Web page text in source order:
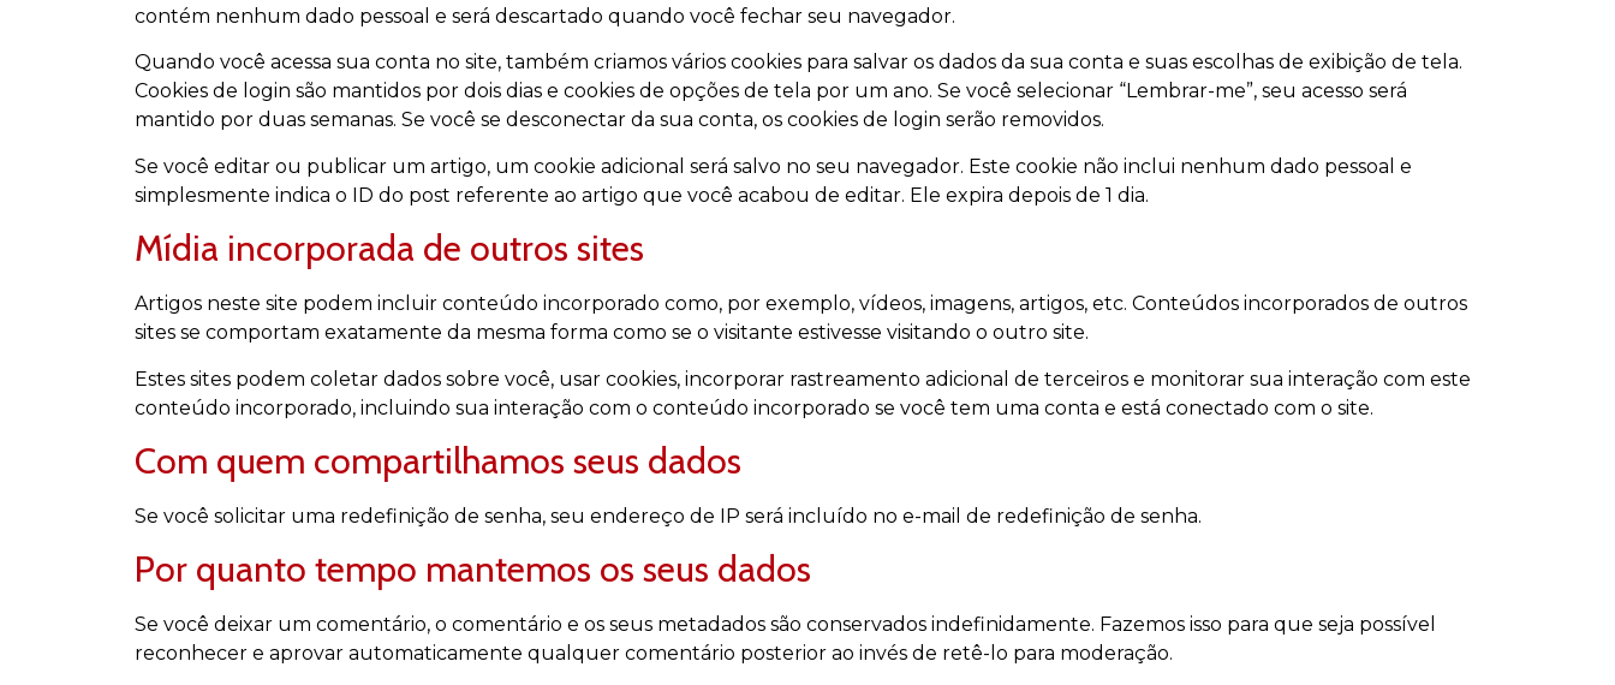
contém nenhum dado pessoal e será descartado quando você fechar seu navegador.
Quando você acessa sua conta no site, também criamos vários cookies para salvar os dados da sua conta e suas escolhas de exibição de tela.
Cookies de login são mantidos por dois dias e cookies de opções de tela por um ano. Se você selecionar “Lembrar-me”, seu acesso será
mantido por duas semanas. Se você se desconectar da sua conta, os cookies de login serão removidos.
Se você editar ou publicar um artigo, um cookie adicional será salvo no seu navegador. Este cookie não inclui nenhum dado pessoal e
simplesmente indica o ID do post referente ao artigo que você acabou de editar. Ele expira depois de 1 dia.
Mídia incorporada de outros sites
Artigos neste site podem incluir conteúdo incorporado como, por exemplo, vídeos, imagens, artigos, etc. Conteúdos incorporados de outros
sites se comportam exatamente da mesma forma como se o visitante estivesse visitando o outro site.
Estes sites podem coletar dados sobre você, usar cookies, incorporar rastreamento adicional de terceiros e monitorar sua interação com este
conteúdo incorporado, incluindo sua interação com o conteúdo incorporado se você tem uma conta e está conectado com o site.
Com quem compartilhamos seus dados
Se você solicitar uma redefinição de senha, seu endereço de IP será incluído no e-mail de redefinição de senha.
Por quanto tempo mantemos os seus dados
Se você deixar um comentário, o comentário e os seus metadados são conservados indefinidamente. Fazemos isso para que seja possível
reconhecer e aprovar automaticamente qualquer comentário posterior ao invés de retê-lo para moderação.